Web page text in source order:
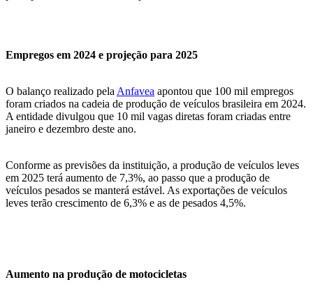
Empregos em 2024 e projeção para 2025
O balanço realizado pelaAnfavea apontou que 100 mil empregos
foram criados na cadeia de produção de veículos brasileira em 2024.
A entidade divulgou que 10 mil vagas diretas foram criadas entre
janeiro e dezembro deste ano.
Conforme as previsões da instituição, a produção de veículos leves
em 2025 terá aumento de 7,3%, ao passo que a produção de
veículos pesados se manterá estável. As exportações de veículos
leves terão crescimento de 6,3% e as de pesados 4,5%.
Aumento na produção de motocicletas